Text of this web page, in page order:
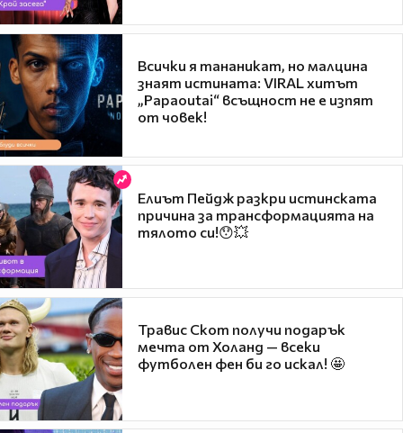
Всички я тананикат, но малцина
знаят истината: VIRAL хитът
„Papaoutai“ всъщност не е изпят
от човек!
Елиът Пейдж разкри истинската
причина за трансформацията на
тялото си!😯💥
Травис Скот получи подарък
мечта от Холанд — всеки
футболен фен би го искал! 🤩